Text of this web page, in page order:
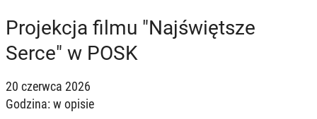
Projekcja filmu "Najświętsze
Serce" w POSK
20 czerwca 2026
Godzina: w opisie